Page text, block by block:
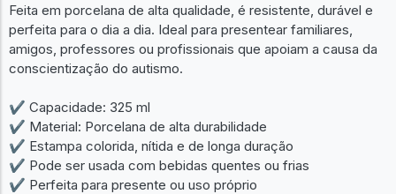
Feita em porcelana de alta qualidade, é resistente, durável e
perfeita para o dia a dia. Ideal para presentear familiares,
amigos, professores ou profissionais que apoiam a causa da
conscientização do autismo.
✔ Capacidade: 325 ml
✔ Material: Porcelana de alta durabilidade
✔ Estampa colorida, nítida e de longa duração
✔ Pode ser usada com bebidas quentes ou frias
✔ Perfeita para presente ou uso próprio